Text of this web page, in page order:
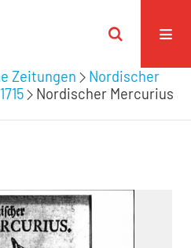
Zeitungen
Nordischer
1715
Nordischer Mercurius